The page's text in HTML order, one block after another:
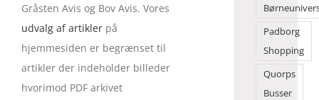
Gråsten Avis og Bov Avis. Vores
udvalg af artiklerpå
hjemmesiden er begrænset til
artikler der indeholder billeder
hvorimod PDF arkivet
Padborg
Shopping
Quorps
Busser